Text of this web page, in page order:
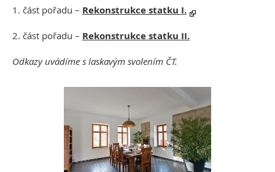
1. část pořadu – Rekonstrukce statku I.
2. část pořadu – Rekonstrukce statku II.
Odkazy uvádíme s laskavým svolením ČT.